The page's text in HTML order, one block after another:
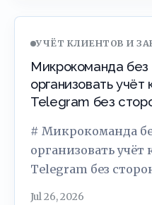
УЧЁТ КЛИЕНТОВ И
Микрокоманда без
организовать учёт
Telegram без
# Микрокоманда
организовать учёт
Telegram без
Jul 26, 2026